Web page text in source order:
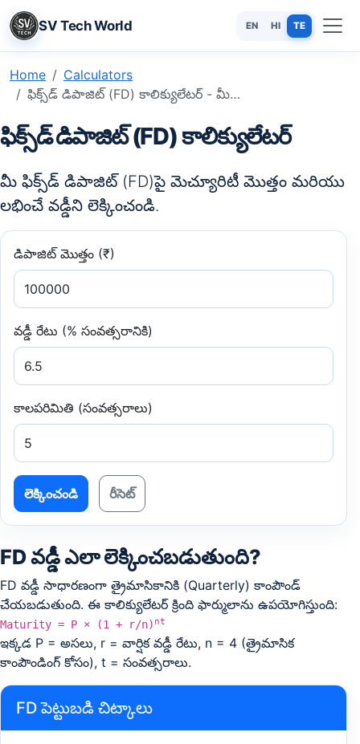
SV Tech World EN HI TE
Home
Calculators
ఫిక్స్‌డ్ డిపాజిట్ (FD) కాలిక్యులేటర్ - మీ FD రాబడిని తక్షణమే లెక్కించండి
ఫిక్స్‌డ్ డిపాజిట్ (FD) కాలిక్యులేటర్
మీ ఫిక్స్‌డ్ డిపాజిట్ (FD)పై మెచ్యూరిటీ మొత్తం మరియు
లభించే వడ్డీని లెక్కించండి.
డిపాజిట్ మొత్తం (₹)
వడ్డీ రేటు (% సంవత్సరానికి)
కాలపరిమితి (సంవత్సరాలు)
లెక్కించండి రీసెట్
FD వడ్డీ ఎలా లెక్కించబడుతుంది?
FD వడ్డీ సాధారణంగా త్రైమాసికానికి (Quarterly) కాంపౌండ్
చేయబడుతుంది. ఈ కాలిక్యులేటర్ క్రింది ఫార్ములాను ఉపయోగిస్తుంది:
Maturity = P × (1 + r/n) nt
ఇక్కడ P = అసలు, r = వార్షిక వడ్డీ రేటు, n = 4 (త్రైమాసిక
కాంపౌండింగ్ కోసం), t = సంవత్సరాలు.
FD పెట్టుబడి చిట్కాలు